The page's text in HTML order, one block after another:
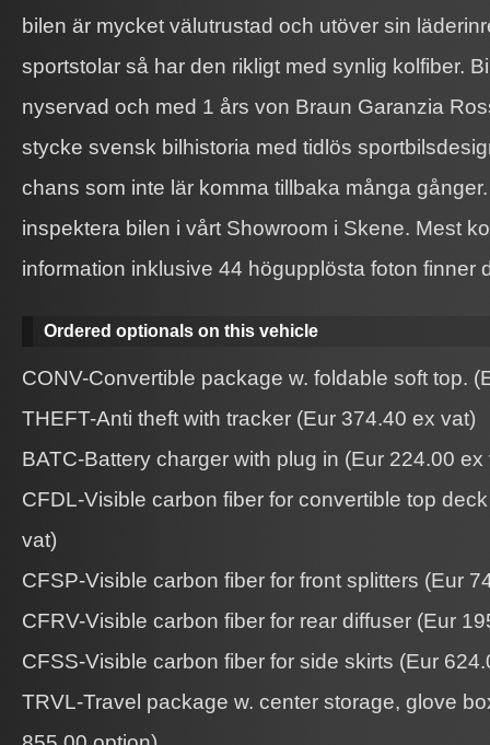
bilen är mycket välutrustad och utöver sin
sportstolar så har den rikligt med synlig kolfiber.
nyservad och med 1 års von Braun Garanzia
stycke svensk bilhistoria med tidlös
chans som inte lär komma tillbaka många
inspektera bilen i vårt Showroom i Skene. Mest
information inklusive 44 högupplösta foton finner
Ordered optionals on this vehicle
CONV-Convertible package w. foldable soft top.
THEFT-Anti theft with tracker (Eur 374.40 ex vat)
BATC-Battery charger with plug in (Eur 224.00 ex
CFDL-Visible carbon fiber for convertible top
vat)
CFSP-Visible carbon fiber for front splitters (Eur
CFRV-Visible carbon fiber for rear diffuser (Eur
CFSS-Visible carbon fiber for side skirts (Eur
TRVL-Travel package w. center storage, glove